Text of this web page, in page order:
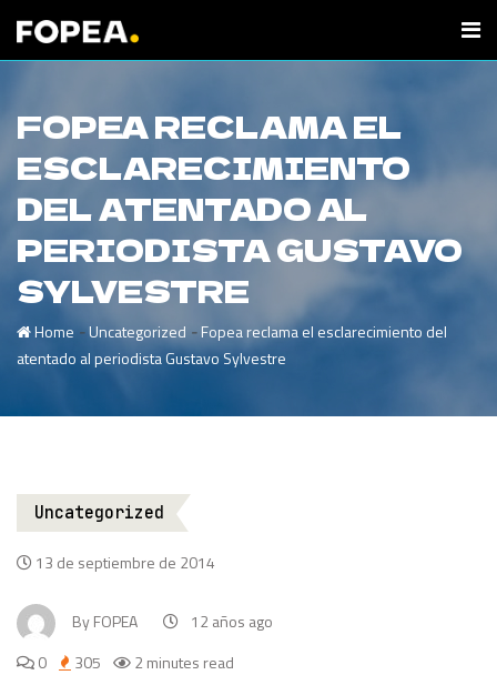
FOPEA RECLAMA EL
ESCLARECIMIENTO
DEL ATENTADO AL
PERIODISTA GUSTAVO
SYLVESTRE
Home -Uncategorized -Fopea reclama el esclarecimiento del
atentado al periodista Gustavo Sylvestre
Uncategorized
13 de septiembre de 2014
ByFOPEA
12 años ago
0
305 2 minutes read